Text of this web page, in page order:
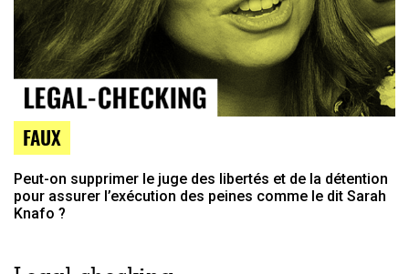
FAUX
Peut-on supprimer le juge des libertés et de la détention
pour assurer l’exécution des peines comme le dit Sarah
Knafo ?